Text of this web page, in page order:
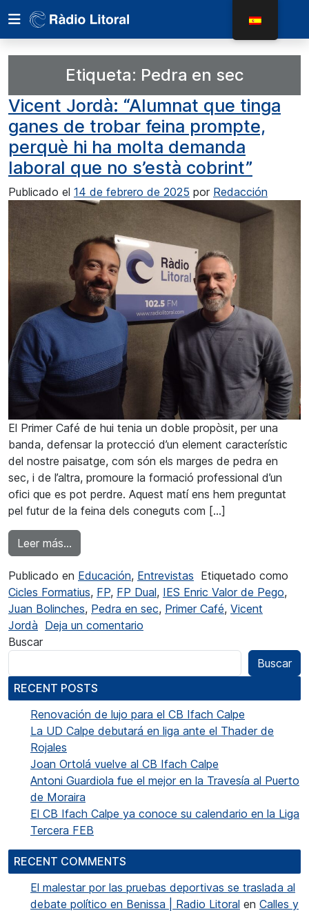
Etiqueta: Pedra en sec
Vicent Jordà: “Alumnat que tinga
ganes de trobar feina prompte,
perquè hi ha molta demanda
laboral que no s’està cobrint”
Publicado el 14 de febrero de 2025 por Redacción
El Primer Café de hui tenia un doble propòsit, per una
banda, defensar la protecció d’un element característic
del nostre paisatge, com són els marges de pedra en
sec, i de l’altra, promoure la formació professional d’un
ofici que es pot perdre. Aquest matí ens hem preguntat
pel futur de la feina dels coneguts com […]
Leer más…
Publicado en Educación, Entrevistas Etiquetado como
Cicles Formatius, FP, FP Dual, IES Enric Valor de Pego,
Juan Bolinches, Pedra en sec, Primer Café, Vicent
Jordà Deja un comentario
Buscar
Buscar
RECENT POSTS
Renovación de lujo para el CB Ifach Calpe
La UD Calpe debutará en liga ante el Thader de
Rojales
Joan Ortolá vuelve al CB Ifach Calpe
Antoni Guardiola fue el mejor en la Travesía al Puerto
de Moraira
El CB Ifach Calpe ya conoce su calendario en la Liga
Tercera FEB
RECENT COMMENTS
El malestar por las pruebas deportivas se traslada al
debate político en Benissa | Radio Litoral en Calles y